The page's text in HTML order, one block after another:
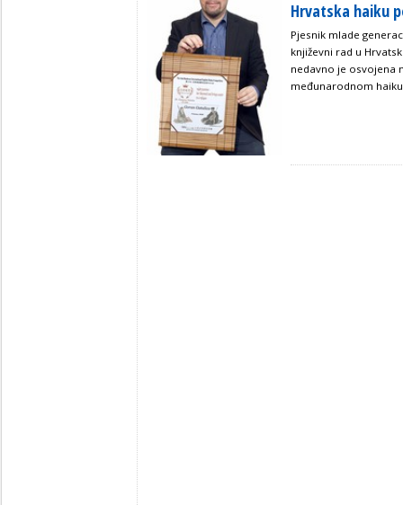
Hrvatska haiku
Pjesnik mlade
književni rad u
nedavno je osvojena
međunarodnom